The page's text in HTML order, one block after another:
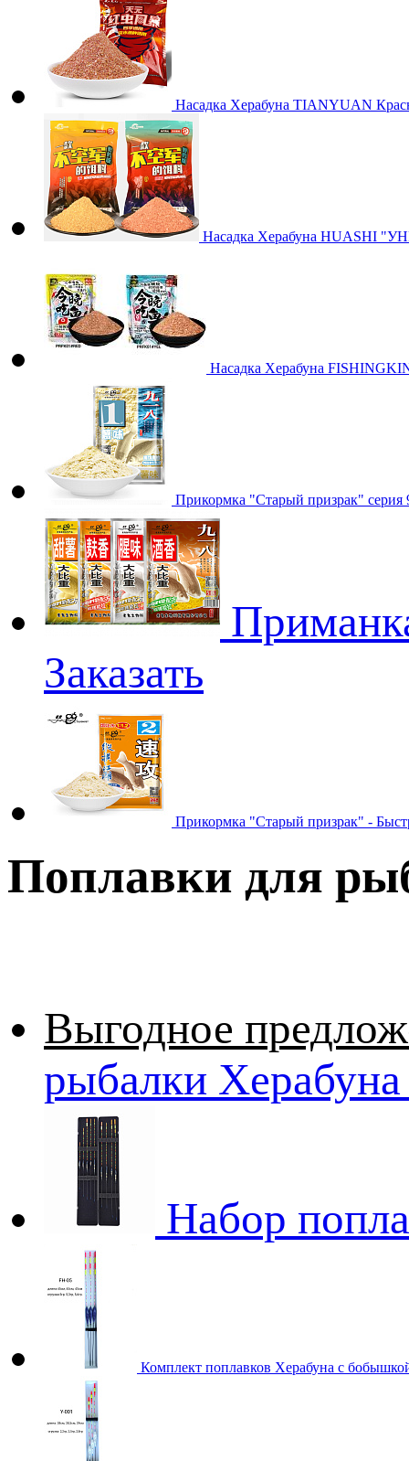
Насадка Херабуна TIANYUAN
Насадка Херабуна HUASHI
Насадка Херабуна
Прикормка "Старый призрак"
Заказать
Прикормка "Старый призрак" -
Поплавки для
Выгодное
рыбалки Херабуна
Набор
Комплект поплавков Херабуна с